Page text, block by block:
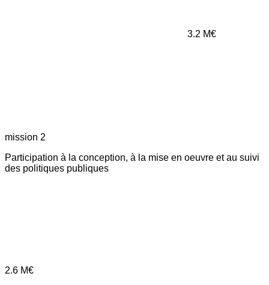
3.2 M€
mission 2
Participation à la conception, à la mise en oeuvre et au suivi
des politiques publiques
2.6 M€